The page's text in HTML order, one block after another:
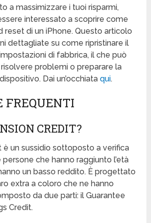
a massimizzare i tuoi risparmi,
interessato a scoprire come
reset di un iPhone. Questo articolo
dettagliate su come ripristinare il
di fabbrica, il che può
problemi o preparare la
Dai un’occhiataqui.
FREQUENTI
CREDIT?
è un sussidio sottoposto a verifica
che hanno raggiunto l’età
un basso reddito. È progettato
extra a coloro che ne hanno
da due parti: il Guarantee
Credit.